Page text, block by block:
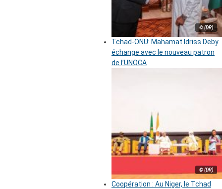
© (DR)
Tchad-ONU: Mahamat Idriss Deby
échange avec le nouveau patron
de l’UNOCA
© (DR)
Coopération : Au Niger, le Tchad